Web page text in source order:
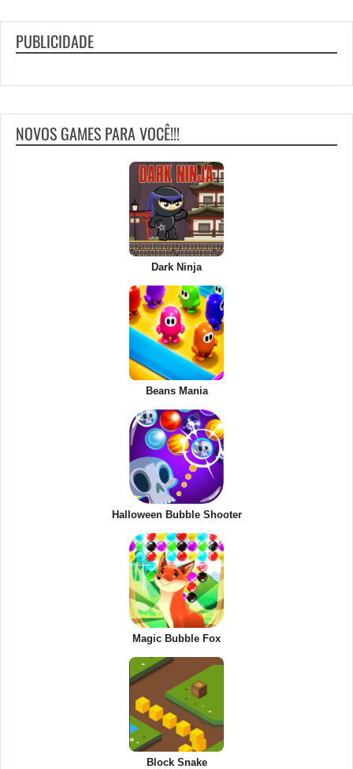
PUBLICIDADE
NOVOS GAMES PARA VOCÊ!!!
Dark Ninja
Beans Mania
Halloween Bubble Shooter
Magic Bubble Fox
Block Snake